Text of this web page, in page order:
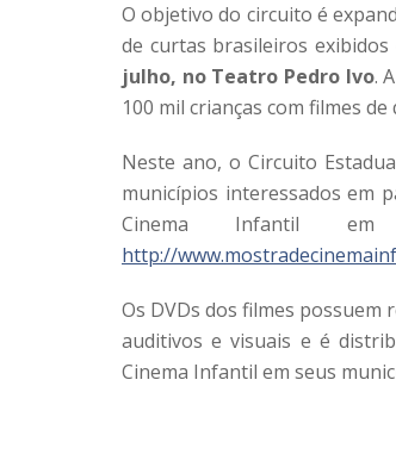
O objetivo do circuito é
de curtas brasileiros
julho, no Teatro Pedro Ivo.
100 mil crianças com filmes de
Neste ano, o Circuito
municípios interessados em
Cinema Infantil
http://
Os DVDs dos filmes possuem
auditivos e visuais e é
Cinema Infantil em seus